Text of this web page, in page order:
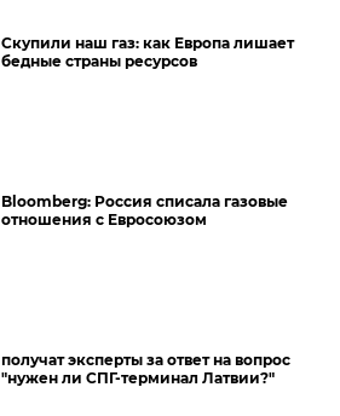
Скупили наш газ: как Европа лишает
бедные страны ресурсов
Bloomberg: Россия списала газовые
отношения с Евросоюзом
получат эксперты за ответ на вопрос
"нужен ли СПГ-терминал Латвии?"